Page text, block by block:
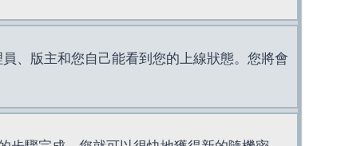
員、版主和您自己能看到您的上線狀態。您將會